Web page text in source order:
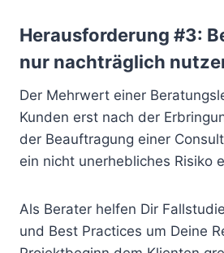
Herausforderung #3:
nur nachträglich
Der Mehrwert einer
Kunden erst nach der
der Beauftragung einer
ein nicht unerhebliches Risiko
Als Berater helfen Dir
und Best Practices um Deine